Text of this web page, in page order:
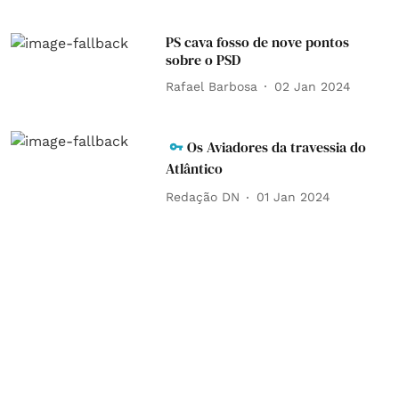
PS cava fosso de nove pontos
sobre o PSD
Rafael Barbosa 02 Jan 2024
Os Aviadores da travessia do
Atlântico
Redação DN 01 Jan 2024